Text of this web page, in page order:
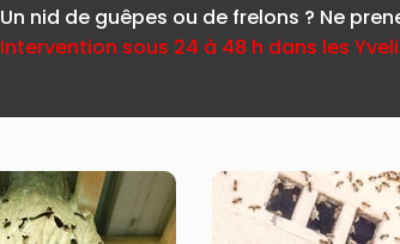
Un nid de guêpes ou de frelons ? Ne
Intervention sous 24 à 48 h dans les